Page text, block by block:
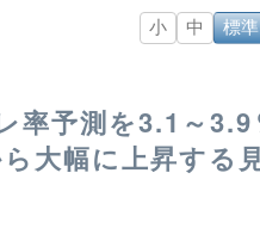
小 中 標準
率予測を3.1～3.9
大幅に上昇する